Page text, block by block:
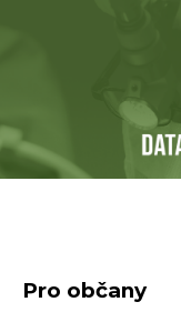
Pro občany